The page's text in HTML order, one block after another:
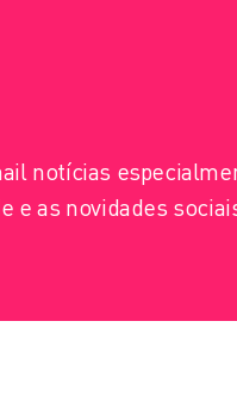
notícias
e as novidades